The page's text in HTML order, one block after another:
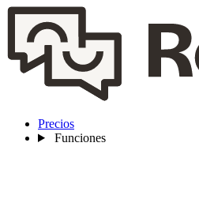
Precios
Funciones